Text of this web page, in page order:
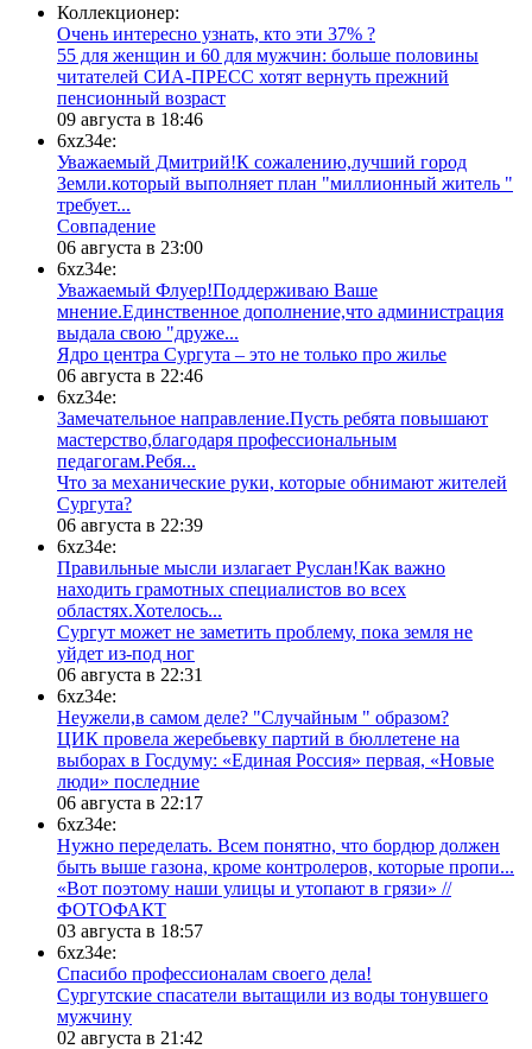
Коллекционер:
Очень интересно узнать, кто эти 37% ?
​55 для женщин и 60 для мужчин: больше половины
читателей СИА-ПРЕСС хотят вернуть прежний
пенсионный возраст
09 августа в 18:46
6xz34e:
Уважаемый Дмитрий!К сожалению,лучший город
Земли.который выполняет план "миллионный житель "
требует...
​Совпадение
06 августа в 23:00
6xz34e:
Уважаемый Флуер!Поддерживаю Ваше
мнение.Единственное дополнение,что администрация
выдала свою "друже...
​Ядро центра Сургута ‒ это не только про жилье
06 августа в 22:46
6xz34e:
Замечательное направление.Пусть ребята повышают
мастерство,благодаря профессиональным
педагогам.Ребя...
​Что за механические руки, которые обнимают жителей
Сургута?
06 августа в 22:39
6xz34e:
Правильные мысли излагает Руслан!Как важно
находить грамотных специалистов во всех
областях.Хотелось...
Сургут может не заметить проблему, пока земля не
уйдет из-под ног
06 августа в 22:31
6xz34e:
Неужели,в самом деле? "Случайным " образом?
ЦИК провела жеребьевку партий в бюллетене на
выборах в Госдуму: «Единая Россия» первая, «Новые
люди» последние
06 августа в 22:17
6xz34e:
Нужно переделать. Всем понятно, что бордюр должен
быть выше газона, кроме контролеров, которые пропи...
«Вот поэтому наши улицы и утопают в грязи» //
ФОТОФАКТ
03 августа в 18:57
6xz34e:
Спасибо профессионалам своего дела!
Сургутские спасатели вытащили из воды тонувшего
мужчину
02 августа в 21:42